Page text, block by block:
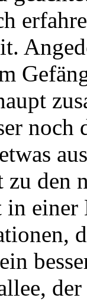
den